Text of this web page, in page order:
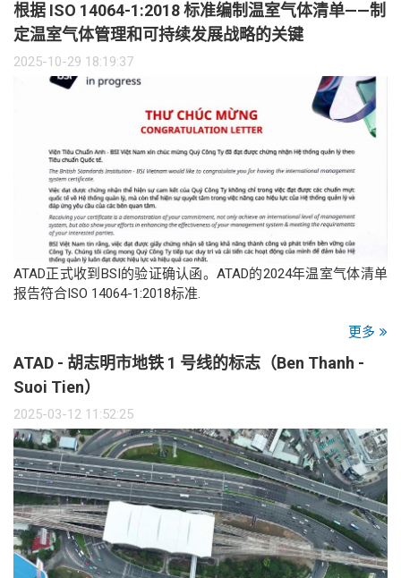
根据 ISO 14064-1:2018 标准编制温室气体清单——制
定温室气体管理和可持续发展战略的关键
2025-10-29 18:19:37
ATAD正式收到BSI的验证确认函。ATAD的2024年温室气体清单
报告符合ISO 14064-1:2018标准.
更多
ATAD - 胡志明市地铁 1 号线的标志（Ben Thanh -
Suoi Tien）
2025-03-12 11:52:25